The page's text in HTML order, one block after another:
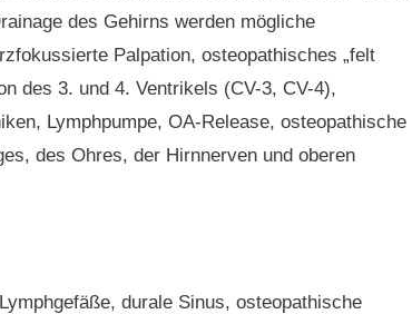
des Gehirns werden mögliche
Palpation, osteopathisches „felt
des 3. und 4. Ventrikels (CV-3, CV-4),
Lymphpumpe, OA-Release, osteopathische
des Ohres, der Hirnnerven und oberen
durale Sinus, osteopathische